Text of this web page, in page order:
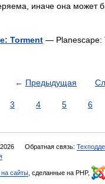
иначе она может
Torment — Planescape:
← Предыдущая
3 4 5 6
Обратная связь:
на сайты , сделанные на PHP,